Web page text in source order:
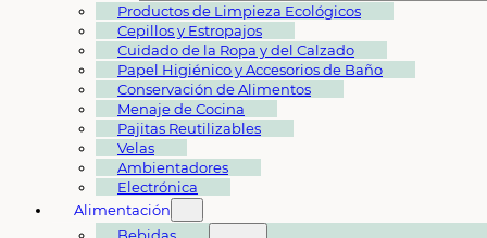
Productos de Limpieza Ecológicos
Cepillos y Estropajos
Cuidado de la Ropa y del Calzado
Papel Higiénico y Accesorios de Baño
Conservación de Alimentos
Menaje de Cocina
Pajitas Reutilizables
Velas
Ambientadores
Electrónica
Alimentación
Bebidas